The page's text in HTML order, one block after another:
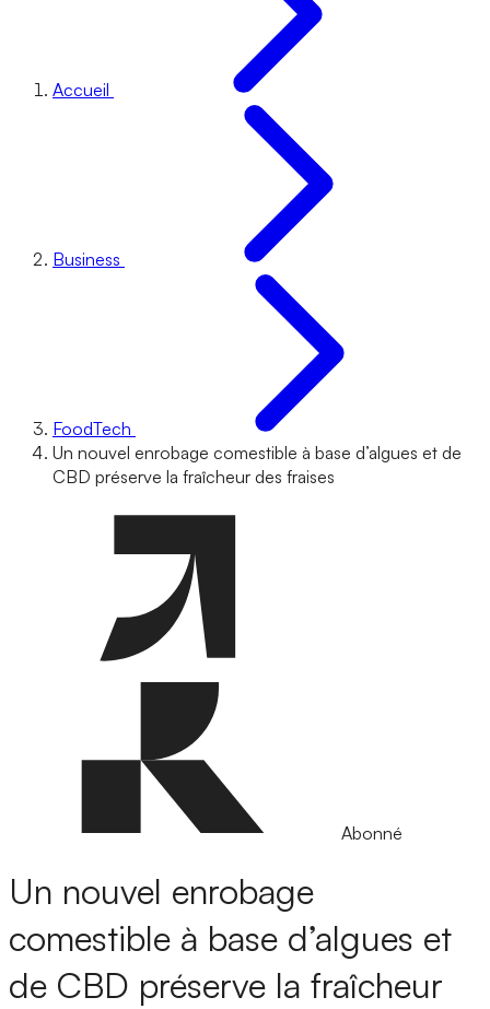
Accueil
Business
FoodTech
Un nouvel enrobage comestible à base d’algues et de
CBD préserve la fraîcheur des fraises
Abonné
Un nouvel enrobage
comestible à base d’algues et
de CBD préserve la fraîcheur